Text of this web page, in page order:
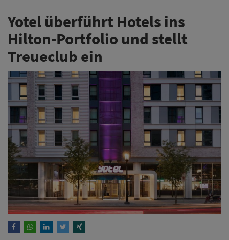
Yotel überführt Hotels ins
Hilton-Portfolio und stellt
Treueclub ein